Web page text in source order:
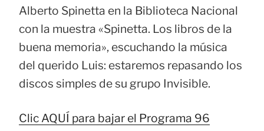
Alberto Spinetta en la Biblioteca Nacional
con la muestra «Spinetta. Los libros de la
buena memoria», escuchando la música
del querido Luis: estaremos repasando los
discos simples de su grupo Invisible.
Clic AQUÍ para bajar el Programa 96